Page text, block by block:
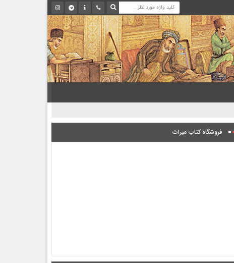
فروشگاه کتاب میراث